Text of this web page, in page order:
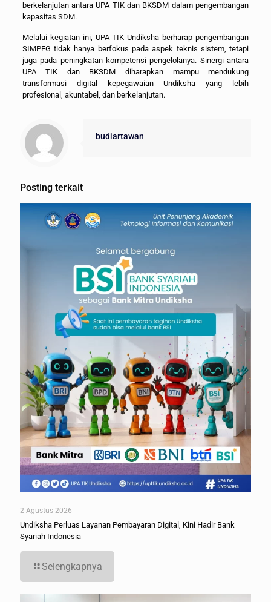
berkelanjutan antara UPA TIK dan BKSDM dalam pengembangan
kapasitas SDM.
Melalui kegiatan ini, UPA TIK Undiksha berharap pengembangan
SIMPEG tidak hanya berfokus pada aspek teknis sistem, tetapi
juga pada peningkatan kompetensi pengelolanya. Sinergi antara
UPA TIK dan BKSDM diharapkan mampu mendukung
transformasi digital kepegawaian Undiksha yang lebih
profesional, akuntabel, dan berkelanjutan.
budiartawan
Posting terkait
2 Agustus 2026
Undiksha Perluas Layanan Pembayaran Digital, Kini Hadir Bank
Syariah Indonesia
Selengkapnya